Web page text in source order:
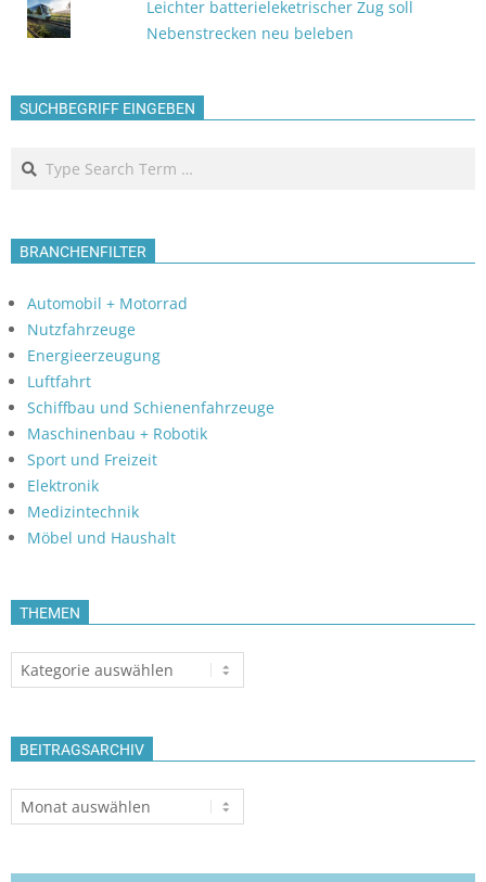
Leichter batterieleketrischer Zug soll
Nebenstrecken neu beleben
SUCHBEGRIFF EINGEBEN
Search
BRANCHENFILTER
Automobil + Motorrad
Nutzfahrzeuge
Energieerzeugung
Luftfahrt
Schiffbau und Schienenfahrzeuge
Maschinenbau + Robotik
Sport und Freizeit
Elektronik
Medizintechnik
Möbel und Haushalt
THEMEN
Themen
BEITRAGSARCHIV
Beitragsarchiv